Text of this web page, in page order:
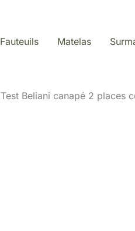
Fauteuils Matelas
Test Beliani canapé 2 places